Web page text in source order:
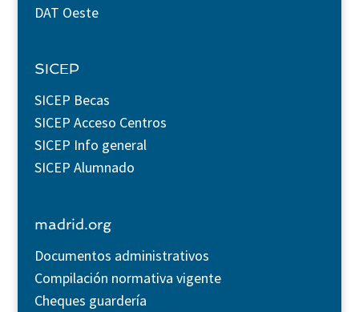
DAT Oeste
SICEP
SICEP Becas
SICEP Acceso Centros
SICEP Info general
SICEP Alumnado
madrid.org
Documentos administrativos
Compilación normativa vigente
Cheques guardería